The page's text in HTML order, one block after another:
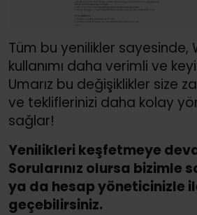
Tüm bu yenilikler sayesinde,
kullanımı daha verimli ve
Umarız bu değişiklikler size
ve tekliflerinizi daha kolay
sağlar!
Yenilikleri keşfetmeye
Sorularınız olursa bizimle
ya da hesap yöneticinizle
geçebilirsiniz.